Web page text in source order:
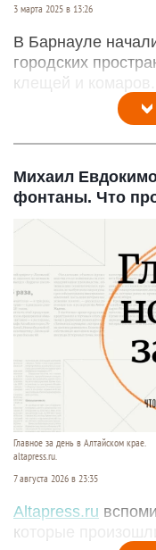
3 марта 2025 в 13:26
В Барнауле
городских
клещей и
Михаил
фонтаны. Что
Главное за день в Алтайском крае.
altapress.ru.
7 августа 2026 в 23:35
Altapress.ru
которые